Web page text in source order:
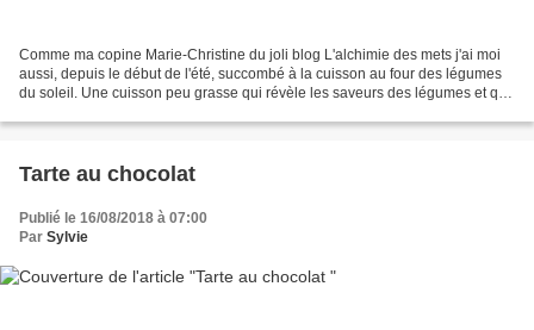
Comme ma copine Marie-Christine du joli blog L'alchimie des mets j'ai moi
aussi, depuis le début de l'été, succombé à la cuisson au four des légumes
du soleil. Une cuisson peu grasse qui révèle les saveurs des légumes et qui
Tarte au chocolat
Publié le 16/08/2018 à 07:00
Par Sylvie